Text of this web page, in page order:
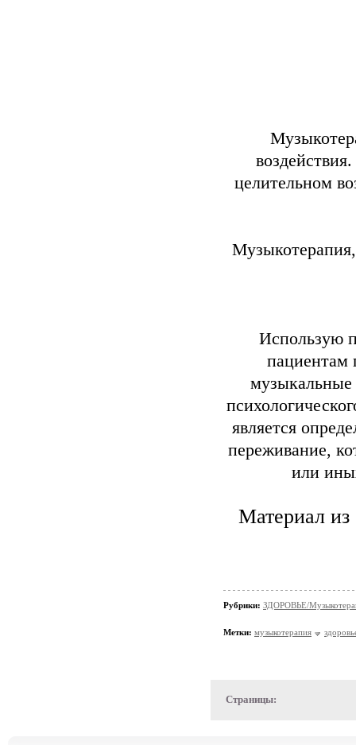
целительном
Использую
пациентам
музыкальные
является
переживание,
или
Материал
Рубрики: ЗДОРОВЬЕ/
Метки: музыкотерапия
Страницы: